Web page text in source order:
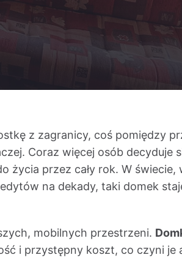
z zagranicy, coś pomiędzy
Coraz więcej osób decyduje
życia przez cały rok. W
na dekady, taki domek
mobilnych przestrzeni.
i przystępny koszt, co czyni je